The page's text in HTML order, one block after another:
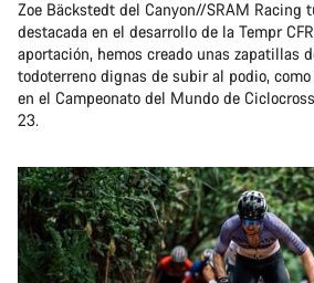
Zoe Bäckstedt del Canyon//SRAM Racing
destacada en el desarrollo de la Tempr
aportación, hemos creado unas zapatillas
todoterreno dignas de subir al podio,
en el Campeonato del Mundo de
23.